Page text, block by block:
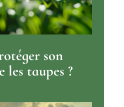
son
les taupes ?